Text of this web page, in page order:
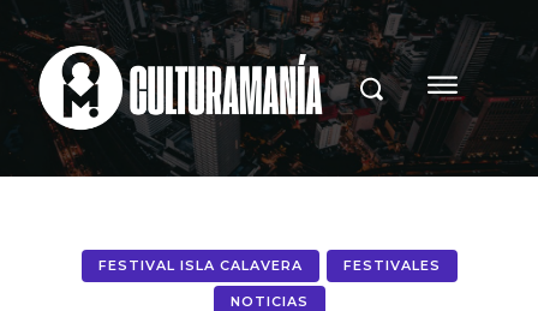
FESTIVAL ISLA CALAVERA FESTIVALES
NOTICIAS